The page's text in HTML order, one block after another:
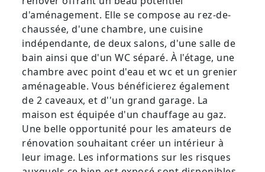
d'aménagement. Elle se compose au rez-de-
chaussée, d'une chambre, une cuisine
indépendante, de deux salons, d'une salle de
bain ainsi que d'un WC séparé. À l'étage, une
chambre avec point d'eau et wc et un grenier
aménageable. Vous bénéficierez également
de 2 caveaux, et d''un grand garage. La
maison est équipée d'un chauffage au gaz.
Une belle opportunité pour les amateurs de
rénovation souhaitant créer un intérieur à
leur image. Les informations sur les risques